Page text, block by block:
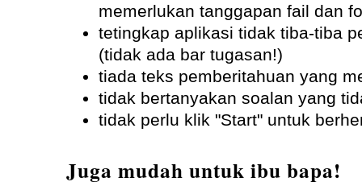
memerlukan tanggapan fail dan
tetingkap aplikasi tidak tiba-tiba
(tidak ada bar tugasan!)
tiada teks pemberitahuan yang
tidak bertanyakan soalan yang
tidak perlu klik "Start" untuk
Juga mudah untuk ibu bapa!